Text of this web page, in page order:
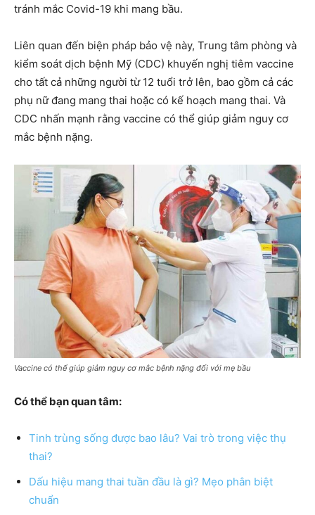
tránh mắc Covid-19 khi mang bầu.
Liên quan đến biện pháp bảo vệ này, Trung tâm phòng và
kiểm soát dịch bệnh Mỹ (CDC) khuyến nghị tiêm vaccine
cho tất cả những người từ 12 tuổi trở lên, bao gồm cả các
phụ nữ đang mang thai hoặc có kế hoạch mang thai. Và
CDC nhấn mạnh rằng vaccine có thể giúp giảm nguy cơ
mắc bệnh nặng.
Vaccine có thể giúp giảm nguy cơ mắc bệnh nặng đối với mẹ bầu
Có thể bạn quan tâm:
Tinh trùng sống được bao lâu? Vai trò trong việc thụ
thai?
Dấu hiệu mang thai tuần đầu là gì? Mẹo phân biệt
chuẩn